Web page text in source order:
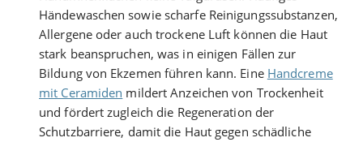
Händewaschen sowie scharfe Reinigungssubstanzen,
Allergene oder auch trockene Luft können die Haut
stark beanspruchen, was in einigen Fällen zur
Bildung von Ekzemen führen kann. Eine Handcreme
mit Ceramiden mildert Anzeichen von Trockenheit
und fördert zugleich die Regeneration der
Schutzbarriere, damit die Haut gegen schädliche